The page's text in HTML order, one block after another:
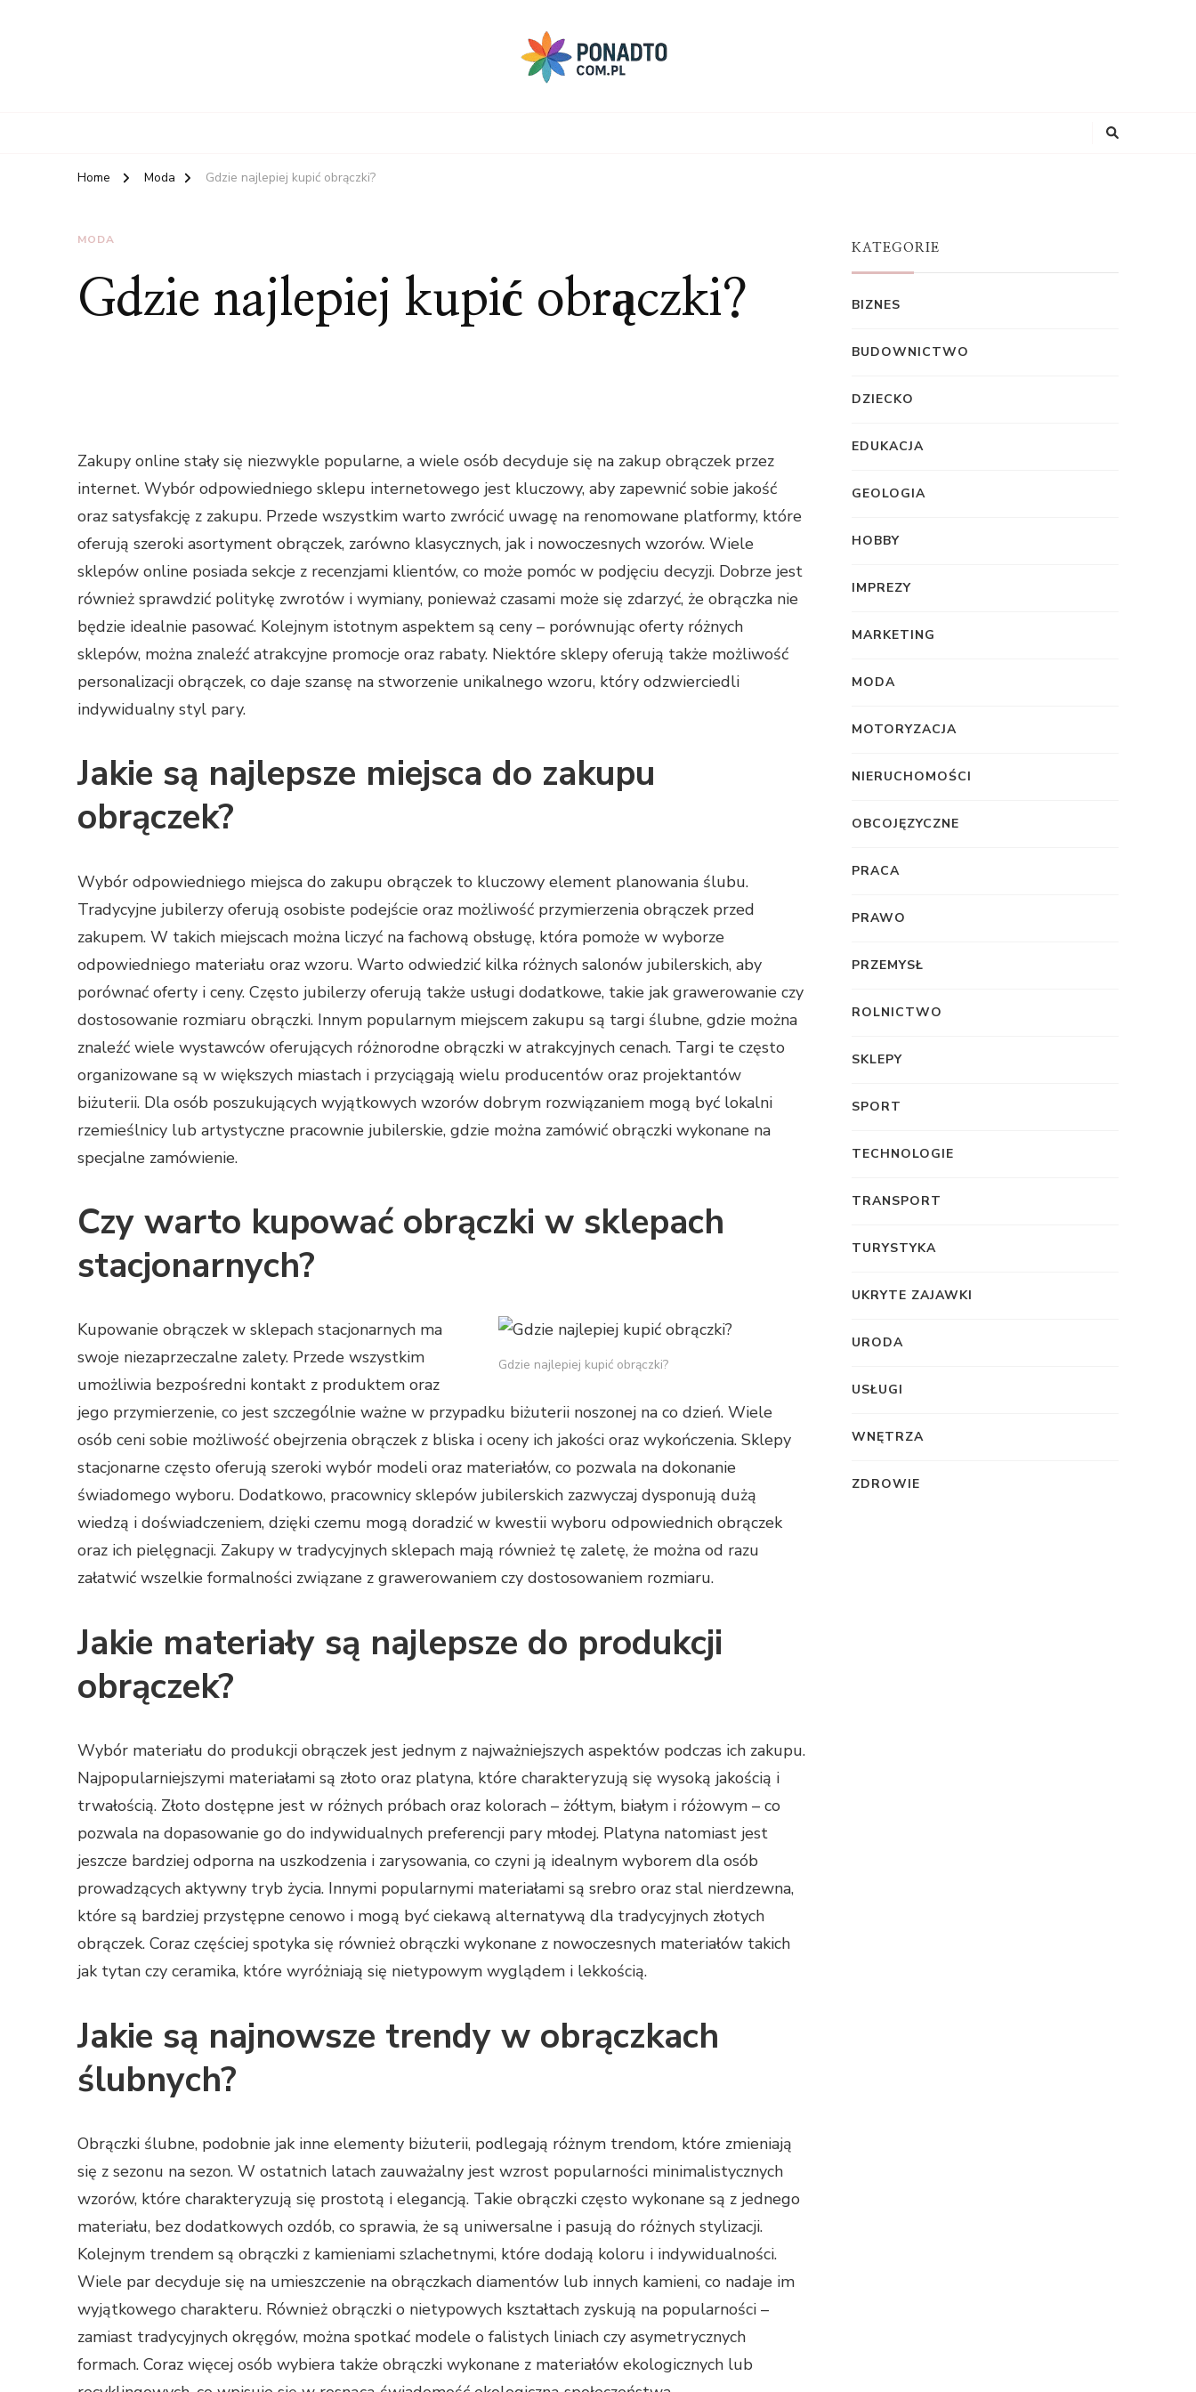
Home Moda Gdzie najlepiej kupić obrączki?
MODA
Gdzie najlepiej kupić obrączki?
Zakupy online stały się niezwykle popularne, a wiele osób decyduje się na zakup obrączek przez
internet. Wybór odpowiedniego sklepu internetowego jest kluczowy, aby zapewnić sobie jakość
oraz satysfakcję z zakupu. Przede wszystkim warto zwrócić uwagę na renomowane platformy, które
oferują szeroki asortyment obrączek, zarówno klasycznych, jak i nowoczesnych wzorów. Wiele
sklepów online posiada sekcje z recenzjami klientów, co może pomóc w podjęciu decyzji. Dobrze jest
również sprawdzić politykę zwrotów i wymiany, ponieważ czasami może się zdarzyć, że obrączka nie
będzie idealnie pasować. Kolejnym istotnym aspektem są ceny – porównując oferty różnych
sklepów, można znaleźć atrakcyjne promocje oraz rabaty. Niektóre sklepy oferują także możliwość
personalizacji obrączek, co daje szansę na stworzenie unikalnego wzoru, który odzwierciedli
indywidualny styl pary.
Jakie są najlepsze miejsca do zakupu
obrączek?
Wybór odpowiedniego miejsca do zakupu obrączek to kluczowy element planowania ślubu.
Tradycyjne jubilerzy oferują osobiste podejście oraz możliwość przymierzenia obrączek przed
zakupem. W takich miejscach można liczyć na fachową obsługę, która pomoże w wyborze
odpowiedniego materiału oraz wzoru. Warto odwiedzić kilka różnych salonów jubilerskich, aby
porównać oferty i ceny. Często jubilerzy oferują także usługi dodatkowe, takie jak grawerowanie czy
dostosowanie rozmiaru obrączki. Innym popularnym miejscem zakupu są targi ślubne, gdzie można
znaleźć wiele wystawców oferujących różnorodne obrączki w atrakcyjnych cenach. Targi te często
organizowane są w większych miastach i przyciągają wielu producentów oraz projektantów
biżuterii. Dla osób poszukujących wyjątkowych wzorów dobrym rozwiązaniem mogą być lokalni
rzemieślnicy lub artystyczne pracownie jubilerskie, gdzie można zamówić obrączki wykonane na
specjalne zamówienie.
Czy warto kupować obrączki w sklepach
stacjonarnych?
Gdzie najlepiej kupić obrączki?
Kupowanie obrączek w sklepach stacjonarnych ma
swoje niezaprzeczalne zalety. Przede wszystkim
umożliwia bezpośredni kontakt z produktem oraz
jego przymierzenie, co jest szczególnie ważne w przypadku biżuterii noszonej na co dzień. Wiele
osób ceni sobie możliwość obejrzenia obrączek z bliska i oceny ich jakości oraz wykończenia. Sklepy
stacjonarne często oferują szeroki wybór modeli oraz materiałów, co pozwala na dokonanie
świadomego wyboru. Dodatkowo, pracownicy sklepów jubilerskich zazwyczaj dysponują dużą
wiedzą i doświadczeniem, dzięki czemu mogą doradzić w kwestii wyboru odpowiednich obrączek
oraz ich pielęgnacji. Zakupy w tradycyjnych sklepach mają również tę zaletę, że można od razu
załatwić wszelkie formalności związane z grawerowaniem czy dostosowaniem rozmiaru.
Jakie materiały są najlepsze do produkcji
obrączek?
Wybór materiału do produkcji obrączek jest jednym z najważniejszych aspektów podczas ich zakupu.
Najpopularniejszymi materiałami są złoto oraz platyna, które charakteryzują się wysoką jakością i
trwałością. Złoto dostępne jest w różnych próbach oraz kolorach – żółtym, białym i różowym – co
pozwala na dopasowanie go do indywidualnych preferencji pary młodej. Platyna natomiast jest
jeszcze bardziej odporna na uszkodzenia i zarysowania, co czyni ją idealnym wyborem dla osób
prowadzących aktywny tryb życia. Innymi popularnymi materiałami są srebro oraz stal nierdzewna,
które są bardziej przystępne cenowo i mogą być ciekawą alternatywą dla tradycyjnych złotych
obrączek. Coraz częściej spotyka się również obrączki wykonane z nowoczesnych materiałów takich
jak tytan czy ceramika, które wyróżniają się nietypowym wyglądem i lekkością.
Jakie są najnowsze trendy w obrączkach
ślubnych?
Obrączki ślubne, podobnie jak inne elementy biżuterii, podlegają różnym trendom, które zmieniają
się z sezonu na sezon. W ostatnich latach zauważalny jest wzrost popularności minimalistycznych
wzorów, które charakteryzują się prostotą i elegancją. Takie obrączki często wykonane są z jednego
materiału, bez dodatkowych ozdób, co sprawia, że są uniwersalne i pasują do różnych stylizacji.
Kolejnym trendem są obrączki z kamieniami szlachetnymi, które dodają koloru i indywidualności.
Wiele par decyduje się na umieszczenie na obrączkach diamentów lub innych kamieni, co nadaje im
wyjątkowego charakteru. Również obrączki o nietypowych kształtach zyskują na popularności –
zamiast tradycyjnych okręgów, można spotkać modele o falistych liniach czy asymetrycznych
formach. Coraz więcej osób wybiera także obrączki wykonane z materiałów ekologicznych lub
KATEGORIE
BIZNES
BUDOWNICTWO
DZIECKO
EDUKACJA
GEOLOGIA
HOBBY
IMPREZY
MARKETING
MODA
MOTORYZACJA
NIERUCHOMOŚCI
OBCOJĘZYCZNE
PRACA
PRAWO
PRZEMYSŁ
ROLNICTWO
SKLEPY
SPORT
TECHNOLOGIE
TRANSPORT
TURYSTYKA
UKRYTE ZAJAWKI
URODA
USŁUGI
WNĘTRZA
ZDROWIE